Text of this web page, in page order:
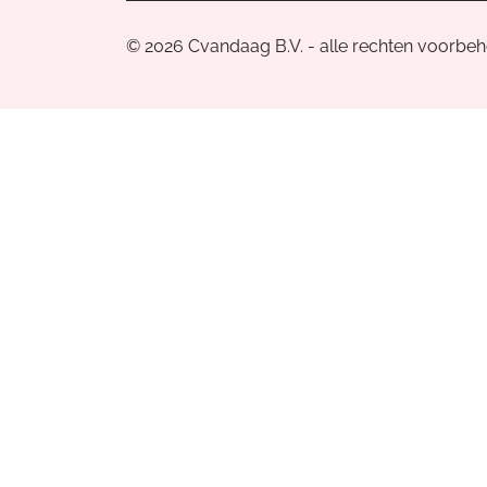
© 2026 Cvandaag B.V. - alle rechten